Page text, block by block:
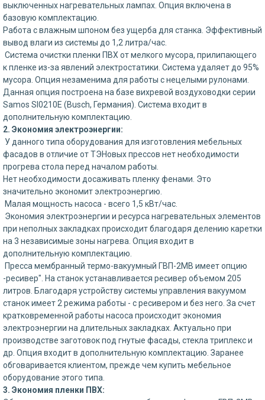
выключенных нагревательных лампах. Опция включена в
базовую комплектацию.
Работа с влажным шпоном без ущерба для станка. Эффективный
вывод влаги из системы до 1,2 литра/час.
Система очистки пленки ПВХ от мелкого мусора, прилипающего
к пленке из-за явлений электростатики. Система удаляет до 95%
мусора. Опция незаменима для работы с нецелыми рулонами.
Данная опция построена на базе вихревой воздуховодки серии
Samos SI0210E (Busch, Германия). Система входит в
дополнительную комплектацию.
2. Экономия электроэнергии:
У данного типа оборудования для изготовления мебельных
фасадов в отличие от ТЭНовых прессов нет необходимости
прогрева стола перед началом работы.
Нет необходимости досаживать пленку фенами. Это
значительно экономит электроэнергию.
Малая мощность насоса - всего 1,5 кВт/час.
Экономия электроэнергии и ресурса нагревательных элементов
при неполных закладках происходит благодаря делению каретки
на 3 независимые зоны нагрева. Опция входит в
дополнительную комплектацию.
Пресса мембранный термо-вакуумный ГВП-2МВ имеет опцию
-ресивер". На станок устанавливается ресивер объемом 205
литров. Благодаря устройству системы управления вакуумом
станок имеет 2 режима работы - с ресивером и без него. За счет
кратковременной работы насоса происходит экономия
электроэнергии на длительных закладках. Актуально при
производстве заготовок под гнутые фасады, стекла триплекс и
др. Опция входит в дополнительную комплектацию. Заранее
обговаривается клиентом, прежде чем купить мебельное
оборудование этого типа.
3. Экономия пленки ПВХ: